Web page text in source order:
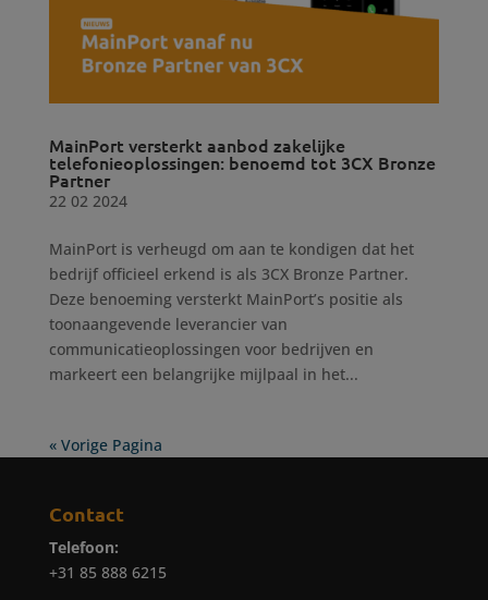
MainPort versterkt aanbod zakelijke
telefonieoplossingen: benoemd tot 3CX Bronze
Partner
22 02 2024
MainPort is verheugd om aan te kondigen dat het
bedrijf officieel erkend is als 3CX Bronze Partner.
Deze benoeming versterkt MainPort’s positie als
toonaangevende leverancier van
communicatieoplossingen voor bedrijven en
markeert een belangrijke mijlpaal in het...
« Vorige Pagina
Contact
Telefoon:
+31 85 888 6215